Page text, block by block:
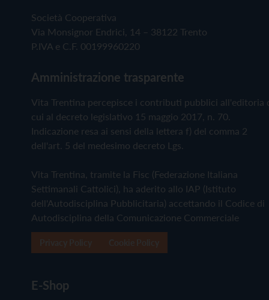
Società Cooperativa
Via Monsignor Endrici, 14 – 38122 Trento
P.IVA e C.F. 00199960220
Amministrazione trasparente
Vita Trentina percepisce i contributi pubblici all'editoria
cui al decreto legislativo 15 maggio 2017, n. 70.
Indicazione resa ai sensi della lettera f) del comma 2
dell'art. 5 del medesimo decreto Lgs.
Vita Trentina, tramite la Fisc (Federazione Italiana
Settimanali Cattolici), ha aderito allo IAP (Istituto
dell'Autodisciplina Pubblicitaria) accettando il Codice di
Autodisciplina della Comunicazione Commerciale
E-Shop